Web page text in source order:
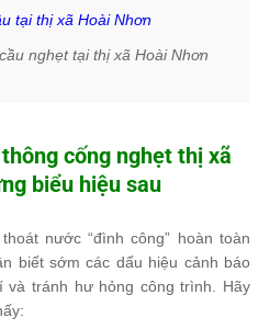
tại thị xã Hoài Nhơn
nghẹt tại thị xã Hoài Nhơn
cống nghẹt thị xã
biểu hiệu sau
nước “đình công” hoàn toàn
biết sớm các dấu hiệu cảnh báo
và tránh hư hỏng công trình. Hãy